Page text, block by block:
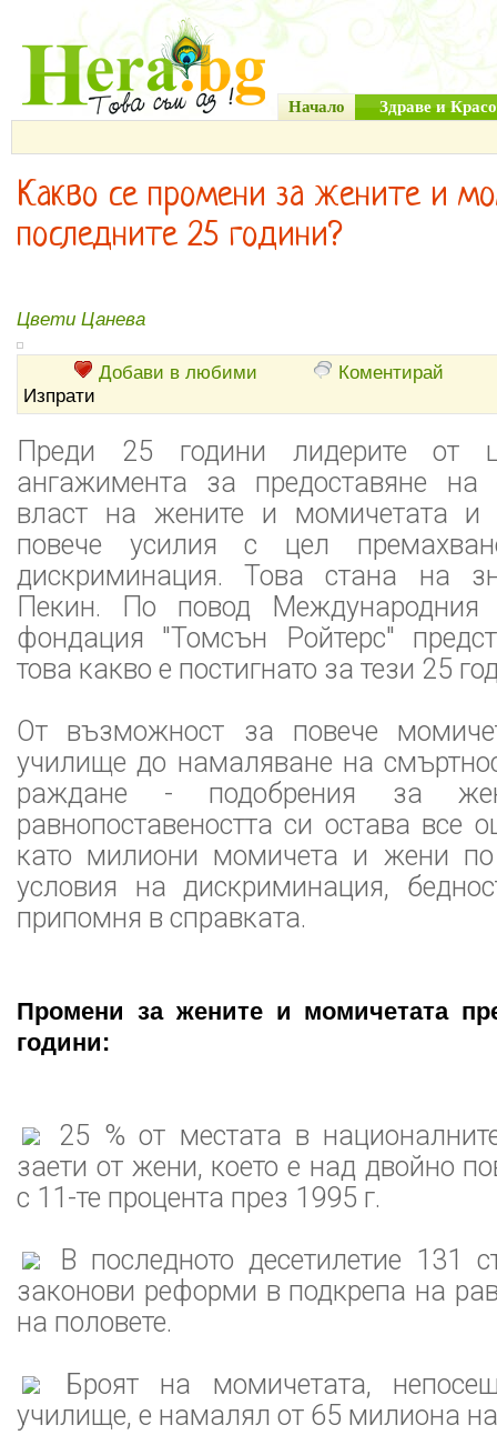
Начало Здраве и
Какво се промени за жените и
последните 25 години?
Цвети Цанева
Добави в любими
Коментирай
Изпрати
Преди 25 години лидерите от
ангажимента за предоставяне
власт на жените и момичетата и
повече усилия с цел
дискриминация. Това стана на
Пекин. По повод
фондация "Томсън Ройтерс"
това какво е постигнато за тези 25
От възможност за повече
училище до намаляване на
раждане - подобрения за
равнопоставеността си остава все
като милиони момичета и жени
условия на дискриминация,
припомня в справката.
Промени за жените и момичетата
години:
25 % от местата в
заети от жени, което е над двойно
с 11-те процента през 1995 г.
В последното десетилетие 131
законови реформи в подкрепа на
на половете.
Броят на момичетата,
училище, е намалял от 65 милиона